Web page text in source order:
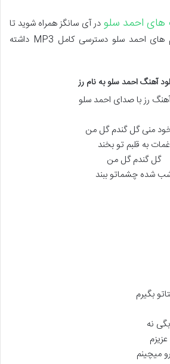
های احمد سلو در آی سانگز همراه شوید تا
به تمامی موزیک و آلبوم های احمد سلو دسترسی کامل MP3 داشته
رز با صدای احمد سلو
منی گل گندم گل من
غمات به قلبم تو بخند
گل گندم گل من
شده چشماتو ببند
بگیرم
نه
میچینم